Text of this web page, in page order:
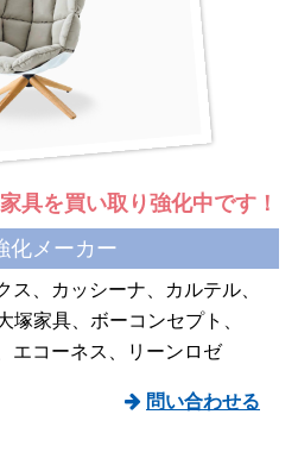
具を買い取り強化中です！
化メーカー
ス カッシーナ
カルテル
塚家具
ボーコンセプト
エコーネス リーンロゼ
問い合わせる